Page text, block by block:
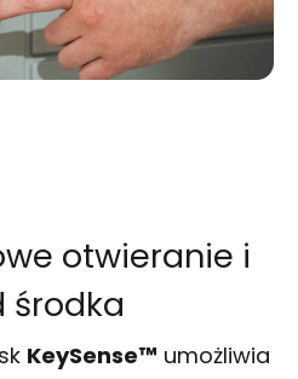
otwieranie i
środka
KeySense™ umożliwia